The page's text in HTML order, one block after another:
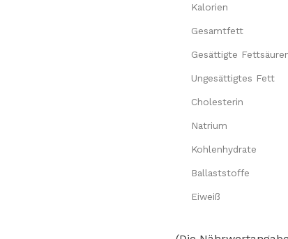
Kalorien
Gesamtfett
Gesättigte
Ungesättigtes Fett
Cholesterin
Natrium
Kohlenhydrate
Ballaststoffe
Eiweiß